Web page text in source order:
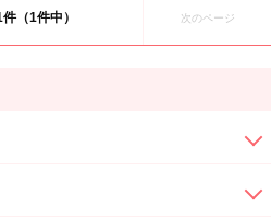
（1件中） 次のページ